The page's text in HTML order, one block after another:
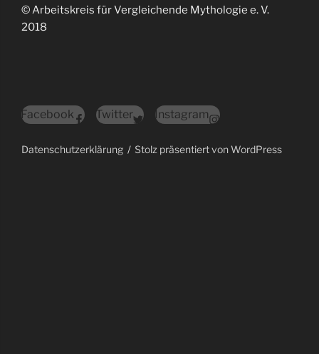
© Arbeitskreis für Vergleichende Mythologie e. V.
2018
Facebook Twitter Instagram
Datenschutzerklärung Stolz präsentiert von WordPress